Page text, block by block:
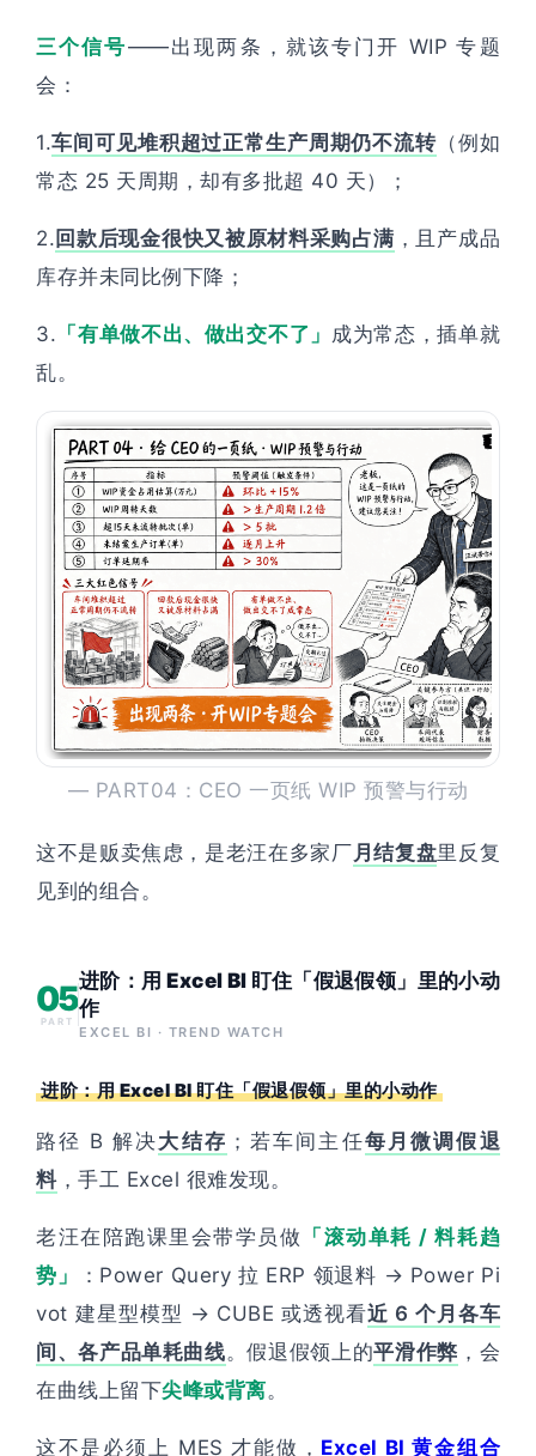
三个信号——出现两条，就该专门开 WIP 专题
会：
1.车间可见堆积超过正常生产周期仍不流转（例如
常态 25 天周期，却有多批超 40 天）；
2. 回款后现金很快又被原材料采购占满 ，且产成品
库存并未同比例下降；
3. 「有单做不出、做出交不了」 成为常态，插单就
乱。
— PART04：CEO 一页纸 WIP 预警与行动
这不是贩卖焦虑，是老汪在多家厂月结复盘里反复
见到的组合。
05
PART
进阶：用 Excel BI 盯住「假退假领」里的小动
作
EXCEL BI · TREND WATCH
进阶：用 Excel BI 盯住「假退假领」里的小动作
路径 B 解决大结存 ；若车间主任每月微调假退
料，手工 Excel 很难发现。
老汪在陪跑课里会带学员做 「滚动单耗 / 料耗趋
势」
：Power Query 拉 ERP 领退料 → Power Pi
vot 建星型模型 → CUBE 或透视看近 6 个月各车
间、各产品单耗曲线。假退假领上的平滑作弊 ，会
在曲线上留下尖峰或背离。
这不是必须上 MES 才能做， Excel BI 黄金组合